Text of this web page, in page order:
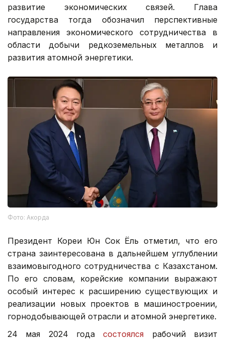
развитие экономических связей. Глава
государства тогда обозначил перспективные
направления экономического сотрудничества в
области добычи редкоземельных металлов и
развития атомной энергетики.
Фото: Акорда
Президент Кореи Юн Сок Ёль отметил, что его
страна заинтересована в дальнейшем углублении
взаимовыгодного сотрудничества с Казахстаном.
По его словам, корейские компании выражают
особый интерес к расширению существующих и
реализации новых проектов в машиностроении,
горнодобывающей отрасли и атомной энергетике.
24 мая 2024 годасостоялся рабочий визит